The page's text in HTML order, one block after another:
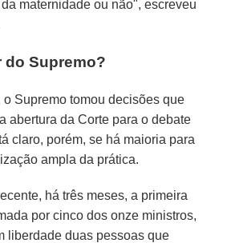
maternidade ou não", escreveu
do Supremo?
o Supremo tomou decisões que
abertura da Corte para o debate
claro, porém, se há maioria para
ampla da prática.
há três meses, a primeira
por cinco dos onze ministros,
liberdade duas pessoas que